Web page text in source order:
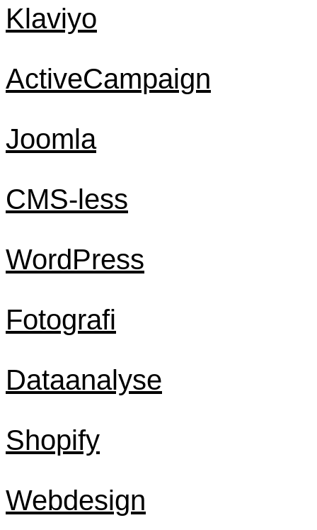
Klaviyo
ActiveCampaign
Joomla
CMS-less
WordPress
Fotografi
Dataanalyse
Shopify
Webdesign